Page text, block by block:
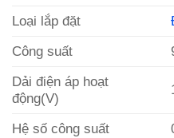
Loại lắp đặt
Công suất
Dải điện áp hoạt
động(V)
Hệ số công suất